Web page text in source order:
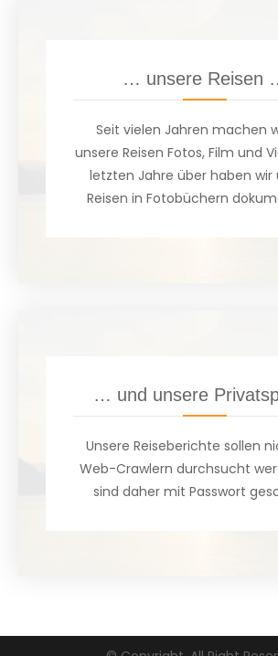
… unsere Reisen
Seit vielen Jahren machen
unsere Reisen Fotos, Film und
letzten Jahre über haben wir
Reisen in Fotobüchern
… und unsere
Unsere Reiseberichte sollen
Web-Crawlern durchsucht
sind daher mit Passwort